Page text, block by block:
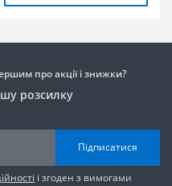
про акції і знижки?
розсилку
Підписатися
і згоден з вимогами